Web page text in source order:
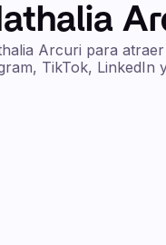
Arcuri para
TikTok, LinkedIn